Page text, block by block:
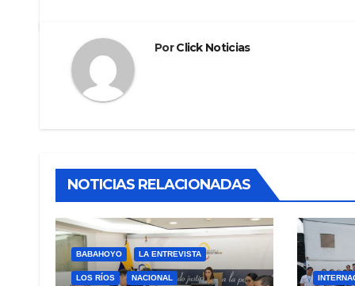
PorClick Noticias
NOTICIAS RELACIONADAS
BABAHOYO LA ENTREVISTA
LOS RÍOS NACIONAL